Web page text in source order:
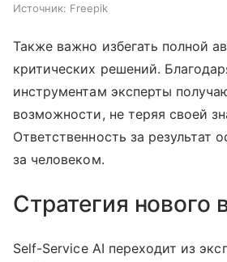
Источник: Freepik
Также важно избегать полной
критических решений.
инструментам эксперты
возможности, не теряя своей
Ответственность за результат
за человеком.
Стратегия нового
Self-Service AI переходит из